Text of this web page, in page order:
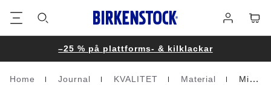
in
–25 % på plattforms- & kilklackar
Homepage
Home Journal KVALITET Material Mikrofiber (Veganskt)